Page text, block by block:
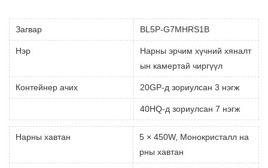
Загвар BL5P-G7MHRS1B
Нэр
Нарны эрчим хүчний хяналт
ын камертай чиргүүл
Контейнер ачих 20GP-д зориулсан 3 нэгж
40HQ-д зориулсан 7 нэгж
Нарны хавтан
5 × 450W, Монокристалл на
рны хавтан